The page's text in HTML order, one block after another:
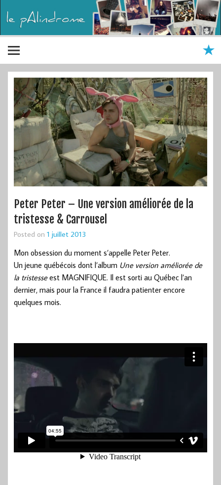
Peter Peter – Une version améliorée de la
tristesse & Carrousel
Posted on 1 juillet 2013
Mon obsession du moment s’appelle Peter Peter.
Un jeune québécois dont l’album Une version améliorée de
la tristesseest MAGNIFIQUE. Il est sorti au Québec l’an
dernier, mais pour la France il faudra patienter encore
quelques mois.